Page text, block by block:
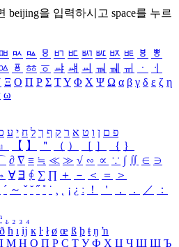
beijing을 입력하시고 space를 누르
ㅮ ㅯ ㅰ ㅱ ㅲ ㅳ ㅴ ㅵ ㅶ ㅷ ㅸ
ㅹ
ㆄ ㆅ ㆆ ㆇ ㆈ ㆉ ㆊ ㆋ ㆌ ㆍ
ㆎ
Ξ Ο Π Ρ Σ ΤΥ Φ Χ Ψ Ω α β γ δ ε ζ η
ω
פ ם ן ו ט א ר ק ף ך ל ח י ע
』 【 】 ＂ （ ） ［ ］ ｛ ｝
∂ ∇ ≡ ≒ ≪ ≫ √ ∽ ∝ ∵ ∫ ∬ ∈ ∋
∀ ∃ ∮ ∑ ∏ ＋ － ＜ ＝
＞
´ ～ ˇ ˘ ˝ ˚ ˙ ¸ ¡ ¿ ː ！ ＇ ， ． ／
：
₁ ₂ ₃ ₄
ð ħ ı ĳ ĸ ŀ ł ø œ ß þ ŧ ŋ ŉ
М Н О П Р С Т У Ф Х Ц Ч Ш Щ Ъ